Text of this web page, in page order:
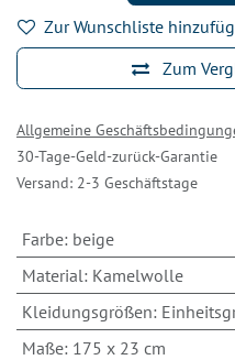
Zum
Zur Wunschliste
Allgemeine
30-Tage-Geld-zurück-Garantie
Versand: 2-3 Geschäftstage
Farbe: beige
Material: Kamelwolle
Kleidungsgrößen:
Maße: 175 x 23 cm